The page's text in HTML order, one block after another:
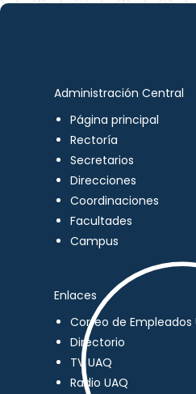
Administración Central
Página principal
Rectoría
Secretarios
Direcciones
Coordinaciones
Facultades
Campus
Enlaces
Correo de Empleados
Directorio
TV UAQ
Radio UAQ